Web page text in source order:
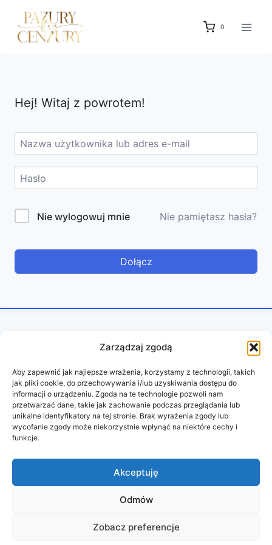
Zarządzaj zgodą
Aby zapewnić jak najlepsze wrażenia, korzystamy z technologii, takich
jak pliki cookie, do przechowywania i/lub uzyskiwania dostępu do
informacji o urządzeniu. Zgoda na te technologie pozwoli nam
przetwarzać dane, takie jak zachowanie podczas przeglądania lub
unikalne identyfikatory na tej stronie. Brak wyrażenia zgody lub
wycofanie zgody może niekorzystnie wpłynąć na niektóre cechy i
funkcje.
Akceptuję
Odmów
Zobacz preferencje
treści
0
Hej! Witaj z powrotem!
Nie wylogowuj mnie Nie pamiętasz hasła?
Dołącz
REGULAMIN POLITYKA PRYWATNOŚCI